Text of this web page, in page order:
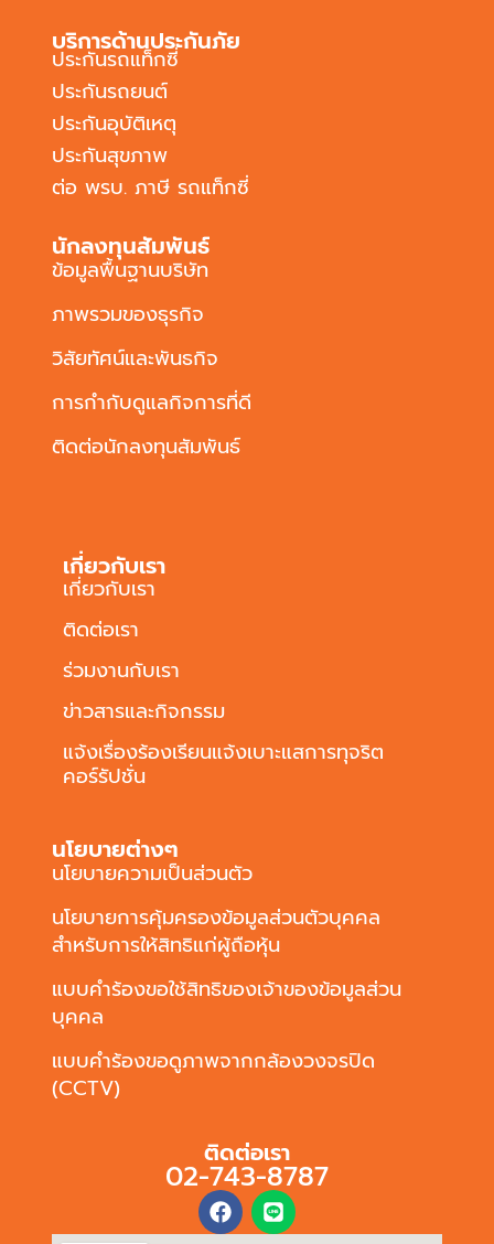
บริการด้านประกันภัย
ประกันรถแท็กซี่
ประกันรถยนต์
ประกันอุบัติเหตุ
ประกันสุขภาพ
ต่อ พรบ. ภาษี รถแท็กซี่
นักลงทุนสัมพันธ์
ข้อมูลพื้นฐานบริษัท
ภาพรวมของธุรกิจ
วิสัยทัศน์และพันธกิจ
การกำกับดูแลกิจการที่ดี
ติดต่อนักลงทุนสัมพันธ์
เกี่ยวกับเรา
เกี่ยวกับเรา
ติดต่อเรา
ร่วมงานกับเรา
ข่าวสารและกิจกรรม
แจ้งเรื่องร้องเรียนแจ้งเบาะแสการทุจริต
คอร์รัปชั่น
นโยบายต่างๆ
นโยบายความเป็นส่วนตัว
นโยบายการคุ้มครองข้อมูลส่วนตัวบุคคล
สำหรับการให้สิทธิแก่ผู้ถือหุ้น
แบบคำร้องขอใช้สิทธิของเจ้าของข้อมูลส่วน
บุคคล
แบบคำร้องขอดูภาพจากกล้องวงจรปิด
(CCTV)
ติดต่อเรา
02-743-8787